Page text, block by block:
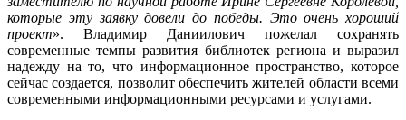
которые эту заявку довели до победы. Это очень хороший
проект». Владимир Даниилович пожелал сохранять
современные темпы развития библиотек региона и выразил
надежду на то, что информационное пространство, которое
сейчас создается, позволит обеспечить жителей области всеми
современными информационными ресурсами и услугами.